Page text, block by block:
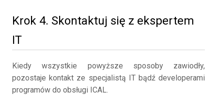
Krok 4. Skontaktuj się z ekspertem
IT
Kiedy wszystkie powyższe sposoby zawiodły,
pozostaje kontakt ze specjalistą IT bądź developerami
programów do obsługi ICAL.